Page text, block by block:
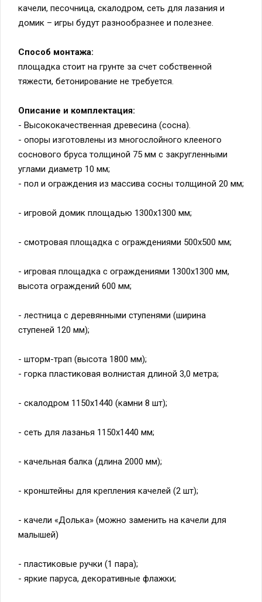
качели, песочница, скалодром, сеть для лазания и
домик – игры будут разнообразнее и полезнее.
Способ монтажа:
площадка стоит на грунте за счет собственной
тяжести, бетонирование не требуется.
Описание и комплектация:
- Высококачественная древесина (сосна).
- опоры изготовлены из многослойного клееного
соснового бруса толщиной 75 мм с закругленными
углами диаметр 10 мм;
- пол и ограждения из массива сосны толщиной 20 мм;
- игровой домик площадью 1300х1300 мм;
- смотровая площадка с ограждениями 500х500 мм;
- игровая площадка с ограждениями 1300х1300 мм,
высота ограждений 600 мм;
- лестница с деревянными ступенями (ширина
ступеней 120 мм);
- шторм-трап (высота 1800 мм);
- горка пластиковая волнистая длиной 3,0 метра;
- скалодром 1150х1440 (камни 8 шт);
- сеть для лазанья 1150х1440 мм;
- качельная балка (длина 2000 мм);
- кронштейны для крепления качелей (2 шт);
- качели «Долька» (можно заменить на качели для
малышей)
- пластиковые ручки (1 пара);
- яркие паруса, декоративные флажки;